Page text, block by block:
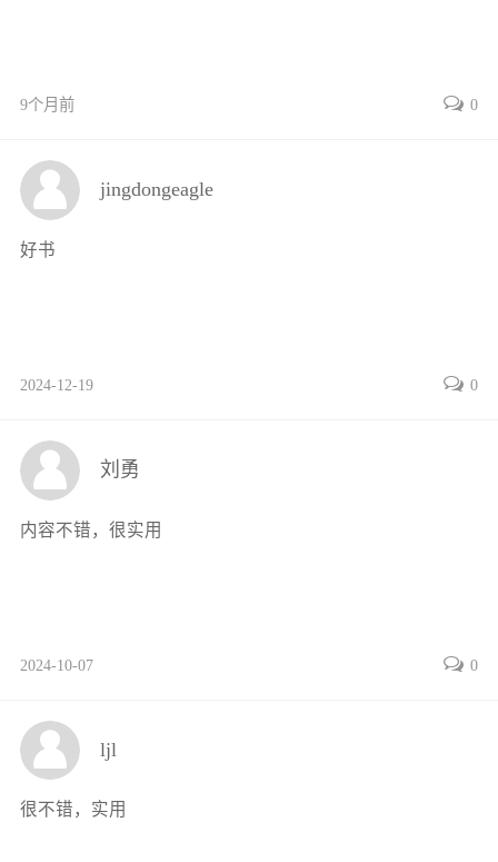
5.1薄板焊接变形控制
5.2.1高强钢标准及性能
5.2.2高强钢用焊接材料
5.2.4高强钢的焊接方法和焊接工艺
6.2焊接缺欠分类及代号
6.4熔化焊常见焊接缺陷及预防措施
6.5熔化焊缺陷产生原因、检测方法及矫正措施
7.1焊接生产管理的基本知识
7.2焊接生产的安全管理
7.2.2焊接生产安全技术措施
7.2.3焊接结构生产安全管理
7.3.1生产准备工作
9个月前 0
jingdongeagle
好书
2024-12-19 0
刘勇
内容不错，很实用
2024-10-07 0
ljl
很不错，实用